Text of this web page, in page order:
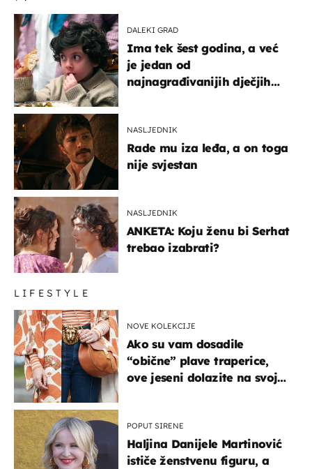
DALEKI GRAD
Ima tek šest godina, a već
je jedan od
najnagrađivanijih dječjih
NASLJEDNIK
Rade mu iza leđa, a on toga
nije svjestan
NASLJEDNIK
ANKETA: Koju ženu bi Serhat
trebao izabrati?
LIFESTYLE
NOVE KOLEKCIJE
Ako su vam dosadile
“obične” plave traperice,
ove jeseni dolazite na svoje
POPUT SIRENE
Haljina Danijele Martinović
ističe ženstvenu figuru, a